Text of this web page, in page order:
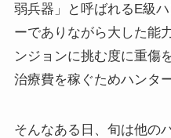
弱兵器」と呼ばれるE級
ーでありながら大した能
ンジョンに挑む度に重傷
治療費を稼ぐためハンタ
そんなある日、旬は他の